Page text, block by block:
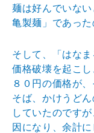
麺は好んでいな
亀製麺」であった
そして、「はな
価格破壊を起こ
８０円の価格が
そば、かけうど
していたのです
因になり、余計